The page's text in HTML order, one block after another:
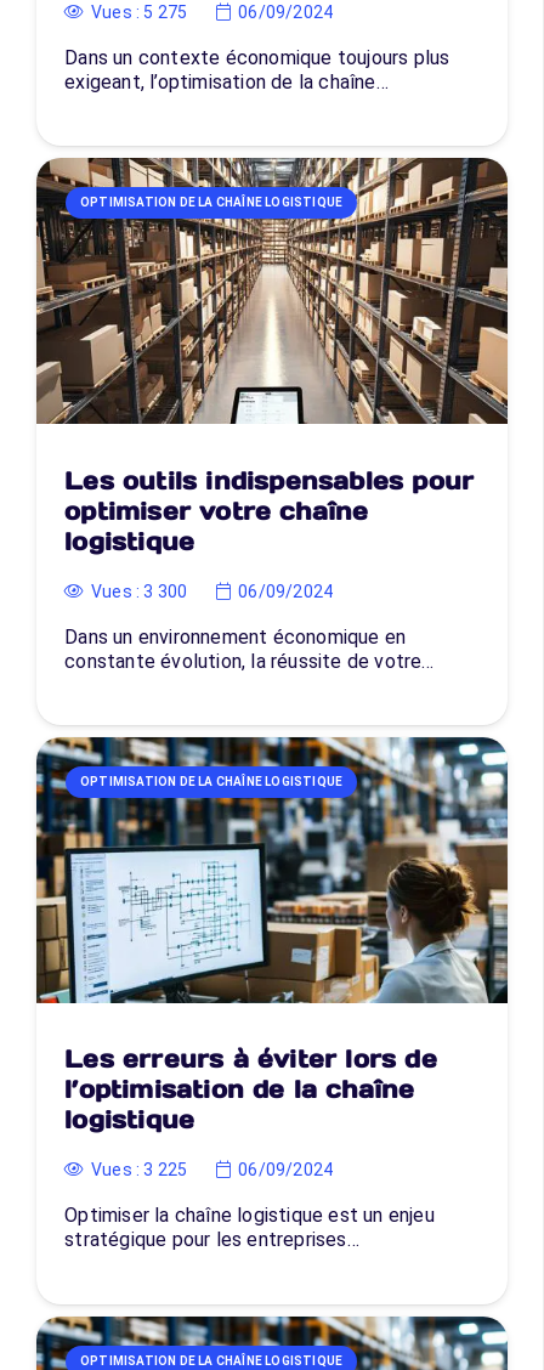
Vues : 5 275 06/09/2024
Dans un contexte économique toujours plus
exigeant, l’optimisation de la chaîne…
OPTIMISATION DE LA CHAÎNE LOGISTIQUE
Les outils indispensables pour
optimiser votre chaîne
logistique
Vues :3 300 06/09/2024
Dans un environnement économique en
constante évolution, la réussite de votre…
OPTIMISATION DE LA CHAÎNE LOGISTIQUE
Les erreurs à éviter lors de
l’optimisation de la chaîne
logistique
Vues :3 225 06/09/2024
Optimiser la chaîne logistique est un enjeu
stratégique pour les entreprises…
OPTIMISATION DE LA CHAÎNE LOGISTIQUE